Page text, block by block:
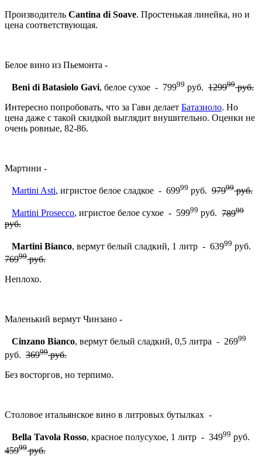
Производитель Cantina di Soave. Простенькая линейка, но и
цена соответствующая.
Белое вино из Пьемонта -
Beni di Batasiolo Gavi, белое сухое - 79999 руб. 129999руб.
Интересно попробовать, что за Гави делает Батазиоло. Но
цена даже с такой скидкой выглядит внушительно. Оценки не
очень ровные, 82-86.
Мартини -
Martini Asti, игристое белое сладкое - 69999 руб. 97999руб.
Martini Prosecco, игристое белое сухое - 59999 руб. 78999
руб.
Martini Bianco, вермут белый сладкий, 1 литр - 63999 руб.
76999руб.
Неплохо.
Маленький вермут Чинзано -
Cinzano Bianco, вермут белый сладкий, 0,5 литра - 26999
руб. 36999руб.
Без восторгов, но терпимо.
Столовое итальянское вино в литровых бутылках -
Bella Tavola Rosso, красное полусухое, 1 литр - 34999 руб.
45999руб.